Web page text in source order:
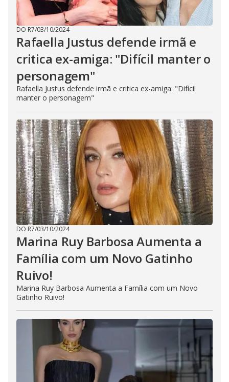
DO R7/03/10/2024
Rafaella Justus defende irmã e
critica ex-amiga: "Difícil manter o
personagem"
Rafaella Justus defende irmã e critica ex-amiga: "Difícil
manter o personagem"
DO R7/03/10/2024
Marina Ruy Barbosa Aumenta a
Família com um Novo Gatinho
Ruivo!
Marina Ruy Barbosa Aumenta a Família com um Novo
Gatinho Ruivo!